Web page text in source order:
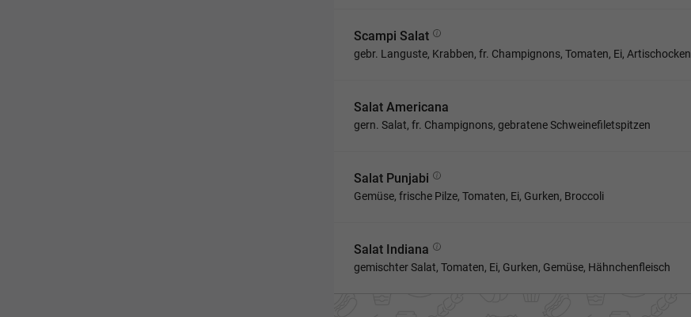
Scampi Salat
gebr. Languste, Krabben, fr. Champignons, Tomaten, Ei, Artischocken
Salat Americana
gern. Salat, fr. Champignons, gebratene Schweinefiletspitzen
Salat Punjabi
Gemüse, frische Pilze, Tomaten, Ei, Gurken, Broccoli
Salat Indiana
gemischter Salat, Tomaten, Ei, Gurken, Gemüse, Hähnchenfleisch